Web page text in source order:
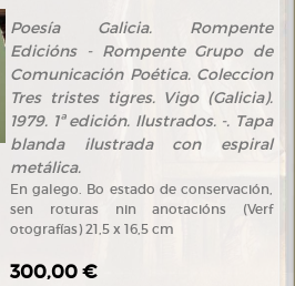
Poesía Galicia. Rompente
Edicións - Rompente Grupo de
Comunicación Poética. Coleccion
Tres tristes tigres. Vigo (Galicia).
1979. 1ª edición. Ilustrados. -. Tapa
blanda ilustrada con espiral
metálica.
En galego. Bo estado de conservación,
sen roturas nin anotacións (Verf
otografías) 21,5 x 16,5 cm
300,00 €